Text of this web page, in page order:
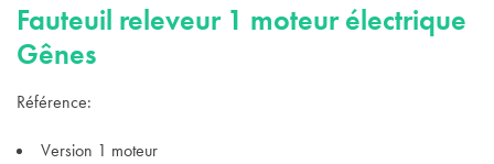
Fauteuil releveur 1 moteur électrique
Gênes
Référence:
Version 1 moteur